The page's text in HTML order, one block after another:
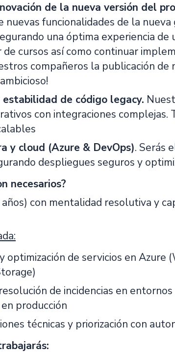
de la nueva versión del
nuevas funcionalidades de la
una óptima experiencia
de cursos así como continuar
compañeros la publicación de
de código legacy.
con integraciones complejas.
y cloud (Azure & DevOps). Serás
despliegues seguros y
necesarios?
con mentalidad resolutiva y
optimización de servicios en
de incidencias en
producción
técnicas y priorización con